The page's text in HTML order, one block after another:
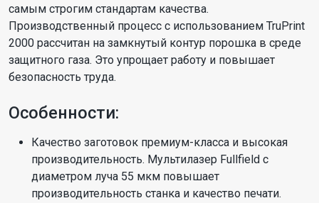
самым строгим стандартам качества.
Производственный процесс с использованием TruPrint
2000 рассчитан на замкнутый контур порошка в среде
защитного газа. Это упрощает работу и повышает
безопасность труда.
Особенности:
Качество заготовок премиум-класса и высокая
производительность. Мультилазер Fullfield с
диаметром луча 55 мкм повышает
производительность станка и качество печати.